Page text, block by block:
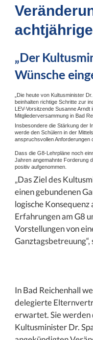
„Der
Wünsche
„Die heute von Kultusminister
beinhalten richtige Schritte zur
LEV-Vorsitzende Susanne Arndt
Mitgliederversammung in Bad
Insbesondere die Stärkung der
werde den Schülern in der
anspruchsvollen Anforderungen
Dass die G8-Lehrpläne noch
Jahren angemahnte Forderung
positiv aufgenommen.
„Das Ziel des
einen gebundenen
logische
Erfahrungen am G8
Vorstellungen von
In Bad Reichenhall
delegierte
erwartet. Sie werden
Kultusminister Dr.